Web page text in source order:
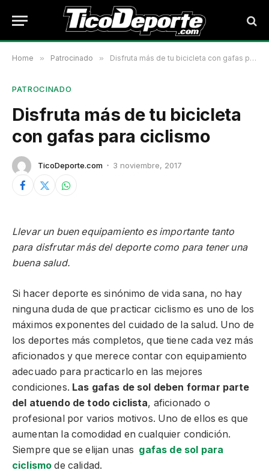
Home » Patrocinado » Disfruta más de tu bicicleta con gafas para ciclismo
PATROCINADO
Disfruta más de tu bicicleta
con gafas para ciclismo
TicoDeporte.com 3 noviembre, 2017
Llevar un buen equipamiento es importante tanto
para disfrutar más del deporte como para tener una
buena salud.
Si hacer deporte es sinónimo de vida sana, no hay
ninguna duda de que practicar ciclismo es uno de los
máximos exponentes del cuidado de la salud. Uno de
los deportes más completos, que tiene cada vez más
aficionados y que merece contar con equipamiento
adecuado para practicarlo en las mejores
condiciones. Las gafas de sol deben formar parte
del atuendo de todo ciclista, aficionado o
profesional por varios motivos. Uno de ellos es que
aumentan la comodidad en cualquier condición.
Siempre que se elijan unas gafas de sol para
ciclismo de calidad.